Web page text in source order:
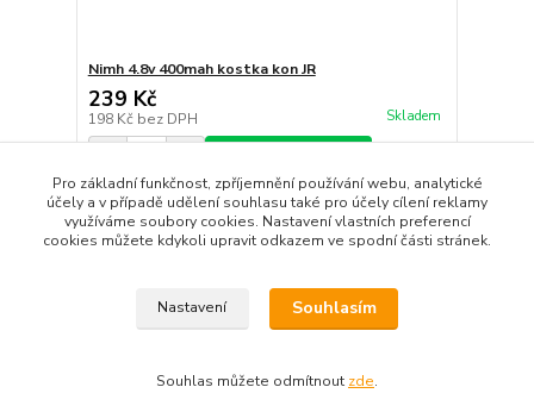
Nimh 4.8v 400mah kostka kon JR
239 Kč
198 Kč bez DPH Skladem
strana z 1
Pro základní funkčnost, zpříjemnění používání webu, analytické
účely a v případě udělení souhlasu také pro účely cílení reklamy
využíváme soubory cookies. Nastavení vlastních preferencí
cookies můžete kdykoli upravit odkazem ve spodní části stránek.
Nastavení Souhlasím
Souhlas můžete odmítnout zde.